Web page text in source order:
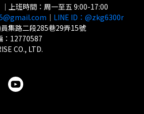
上班時間：周一至五 9:00-17:00
｜ LINE ID：@zkg6300r
集路二段285巷29弄15號
：12770587
CO., LTD.